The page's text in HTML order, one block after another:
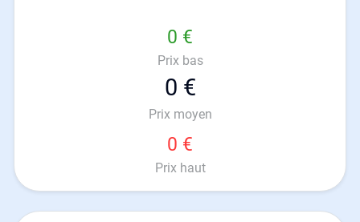
0 €
Prix bas
0 €
Prix moyen
0 €
Prix haut